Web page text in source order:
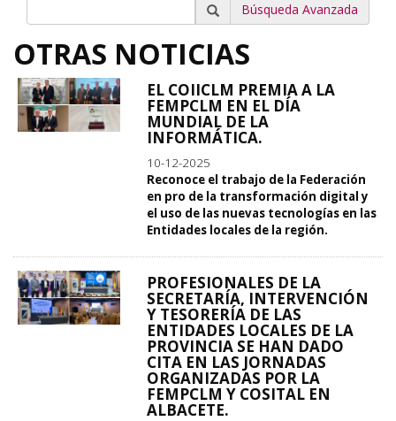
Búsqueda Avanzada
OTRAS NOTICIAS
EL COIICLM PREMIA A LA
FEMPCLM EN EL DÍA
MUNDIAL DE LA
INFORMÁTICA.
10-12-2025
Reconoce el trabajo de la Federación
en pro de la transformación digital y
el uso de las nuevas tecnologías en las
Entidades locales de la región.
PROFESIONALES DE LA
SECRETARÍA, INTERVENCIÓN
Y TESORERÍA DE LAS
ENTIDADES LOCALES DE LA
PROVINCIA SE HAN DADO
CITA EN LAS JORNADAS
ORGANIZADAS POR LA
FEMPCLM Y COSITAL EN
ALBACETE.